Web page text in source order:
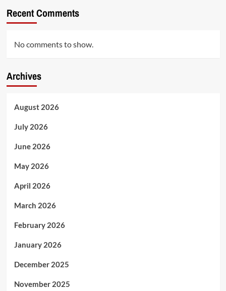
Recent Comments
No comments to show.
Archives
August 2026
July 2026
June 2026
May 2026
April 2026
March 2026
February 2026
January 2026
December 2025
November 2025